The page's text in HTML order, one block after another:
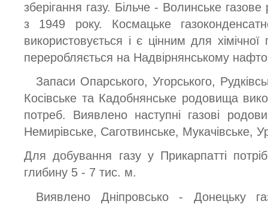
зберігання газу. Більче - Волинське
з 1949 року. Космацьке
використовується і є цінним для
переробляється на Надвірнянському
Запаси Опарського, Угорського,
Косівське та Кадобнянське родовища
потреб. Виявлено наступні газові
Немирівське, Саготвинське, Мукачівське,
Для добування газу у Прикарпатті
глибину 5 - 7 тис. м.
Виявлено Дніпровсько - Донецьку